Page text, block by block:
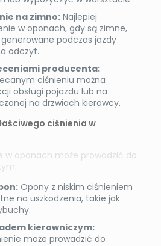
na zimno:Najlepiej
w oponach, gdy są zimne,
podczas jazdy
odczyt.
producenta:
ciśnieniu można
obsługi pojazdu lub na
na drzwiach kierowcy.
ciśnienia w
w oponach może prowadzić do
Opony z niskim ciśnieniem
na uszkodzenia, takie jak
kierowniczym:
może prowadzić do